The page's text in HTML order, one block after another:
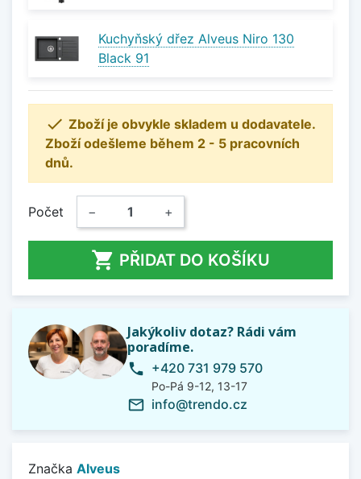
Kuchyňský dřez Alveus Niro 130
Black 91
 Zboží je obvykle skladem u dodavatele.
Zboží odešleme během 2 - 5 pracovních
dnů.
Počet − +
 PŘIDAT DO KOŠÍKU
Jakýkoliv dotaz? Rádi vám
poradíme.
phone +420 731 979 570
Po-Pá 9-12, 13-17
mail_outline info@trendo.cz
Značka Alveus